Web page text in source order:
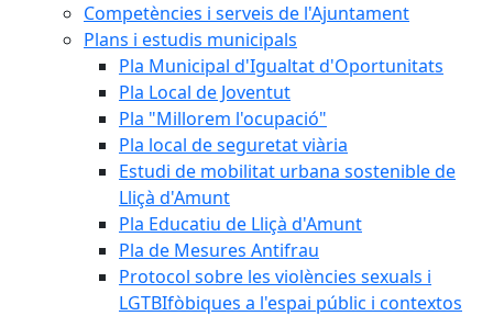
Competències i serveis de l'Ajuntament
Plans i estudis municipals
Pla Municipal d'Igualtat d'Oportunitats
Pla Local de Joventut
Pla "Millorem l'ocupació"
Pla local de seguretat viària
Estudi de mobilitat urbana sostenible de
Lliçà d'Amunt
Pla Educatiu de Lliçà d'Amunt
Pla de Mesures Antifrau
Protocol sobre les violències sexuals i
LGTBIfòbiques a l'espai públic i contextos